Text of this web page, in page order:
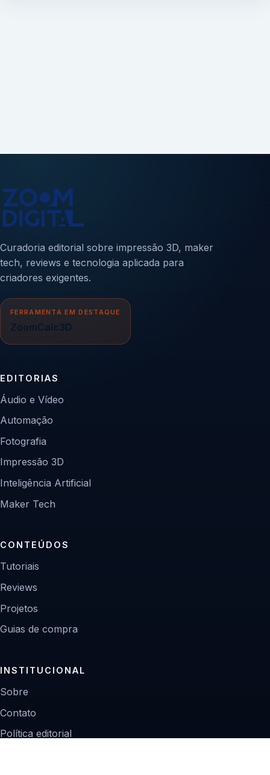
Curadoria editorial sobre impressão 3D, maker
tech, reviews e tecnologia aplicada para
criadores exigentes.
FERRAMENTA EM DESTAQUE
ZoomCalc3D
EDITORIAS
Áudio e Vídeo
Automação
Fotografia
Impressão 3D
Inteligência Artificial
Maker Tech
CONTEÚDOS
Tutoriais
Reviews
Projetos
Guias de compra
INSTITUCIONAL
Sobre
Contato
Política editorial